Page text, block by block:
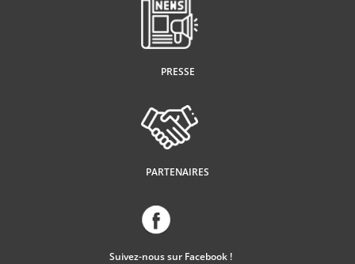
PRESSE
PARTENAIRES
Suivez-nous sur Facebook !